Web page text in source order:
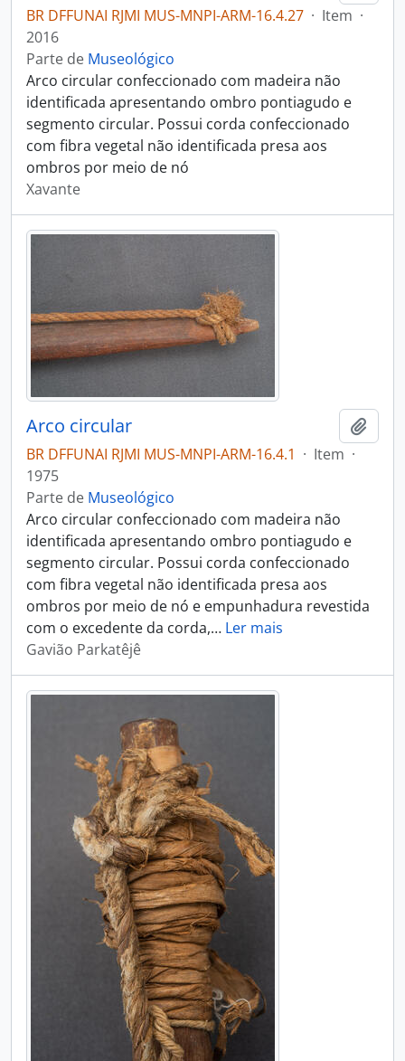
BR DFFUNAI RJMI MUS-MNPI-ARM-16.4.27 · Item ·
2016
Parte de Museológico
Arco circular confeccionado com madeira não
identificada apresentando ombro pontiagudo e
segmento circular. Possui corda confeccionado
com fibra vegetal não identificada presa aos
ombros por meio de nó
Xavante
Arco circular
BR DFFUNAI RJMI MUS-MNPI-ARM-16.4.1 · Item ·
1975
Parte de Museológico
Arco circular confeccionado com madeira não
identificada apresentando ombro pontiagudo e
segmento circular. Possui corda confeccionado
com fibra vegetal não identificada presa aos
ombros por meio de nó e empunhadura revestida
com o excedente da corda,… Ler mais
Gavião Parkatêjê